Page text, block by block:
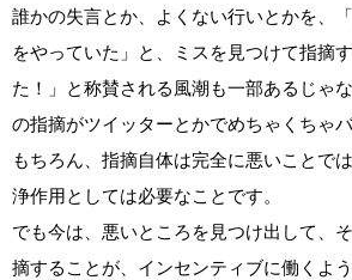
誰かの失言とか、よくない行いとかを、
をやっていた」と、ミスを見つけて指摘
た！」と称賛される風潮も一部あるじゃ
の指摘がツイッターとかでめちゃくちゃバ
もちろん、指摘自体は完全に悪いことで
浄作用としては必要なことです。
でも今は、悪いところを見つけ出して、
摘することが、インセンティブに働くよ